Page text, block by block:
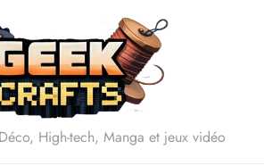
High-tech, Manga et jeux vidéo